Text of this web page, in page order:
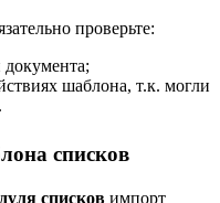
проверьте:
шаблона, т.к. могли
списков
списков импорт